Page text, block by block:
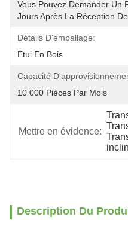
Vous Pouvez Demander Un
Jours Après La Réception
Détails D'emballage:
Étui En Bois
Capacité
10 000 Pièces Par Mois
Mettre en évidence:
Description Du